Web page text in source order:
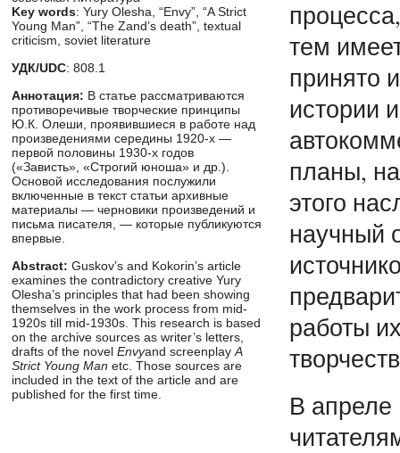
Key words: Yury Olesha, “Envy”, “A Strict
Young Man”, “The Zand’s death”, textual
criticism, soviet literature
УДК/UDC: 808.1
Аннотация: В статье рассматриваются
противоречивые творческие принципы
Ю.К. Олеши, проявившиеся в работе над
произведениями середины 1920-х —
первой половины 1930-х годов
(«Зависть», «Строгий юноша» и др.).
Основой исследования послужили
включенные в текст статьи архивные
материалы — черновики произведений и
письма писателя, — которые публикуются
впервые.
Abstract: Guskov’s and Kokorin’s article
examines the contradictory creative Yury
Olesha’s principles that had been showing
themselves in the work process from mid-
1920s till mid-1930s. This research is based
on the archive sources as writer’s letters,
drafts of the novel Envyand screenplay A
Strict Young Man etc. Those sources are
included in the text of the article and are
published for the first time.
тем
принято
истории
планы,
этого
научный
работы
В апреле